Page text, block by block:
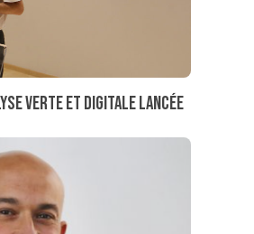
verte et digitale lancée